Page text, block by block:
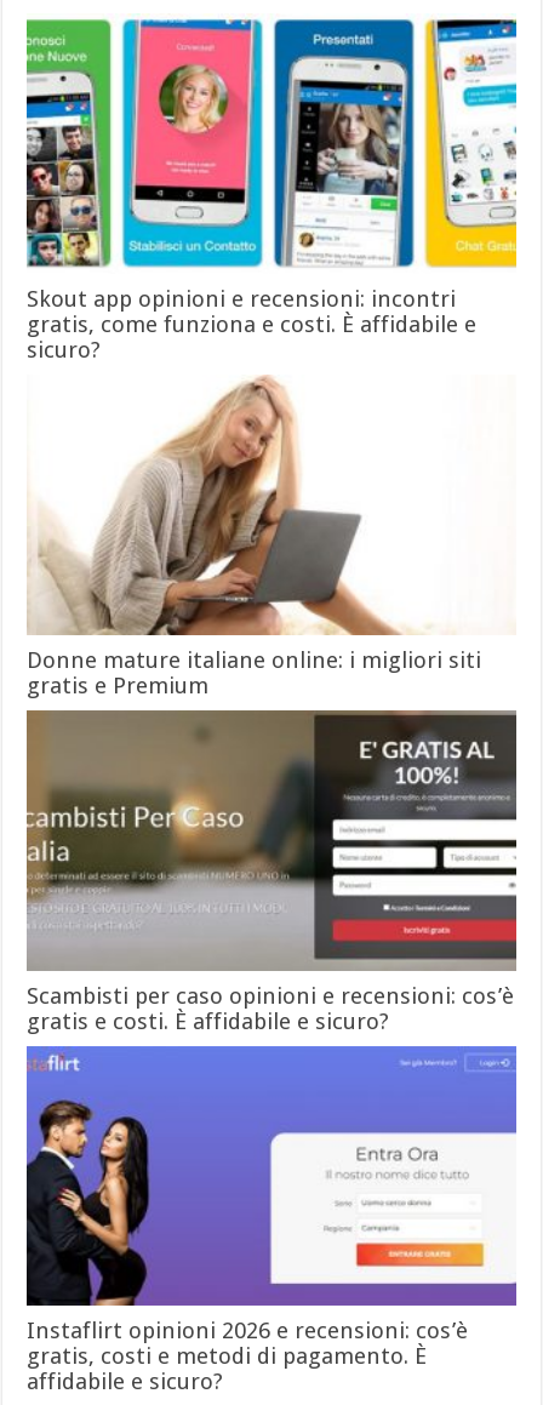
Skout app opinioni e recensioni: incontri
gratis, come funziona e costi. È affidabile e
sicuro?
Donne mature italiane online: i migliori siti
gratis e Premium
Scambisti per caso opinioni e recensioni: cos’è
gratis e costi. È affidabile e sicuro?
Instaflirt opinioni 2026 e recensioni: cos’è
gratis, costi e metodi di pagamento. È
affidabile e sicuro?